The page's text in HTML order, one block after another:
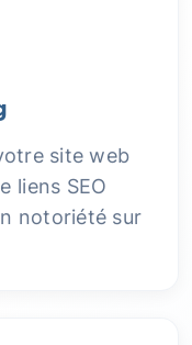
site web
liens SEO
notoriété sur